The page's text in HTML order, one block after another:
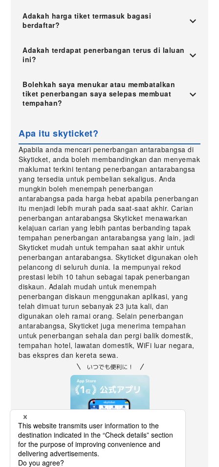
Adakah harga tiket termasuk bagasi
berdaftar?
Adakah terdapat penerbangan terus di laluan
ini?
Bolehkah saya menukar atau membatalkan
tiket penerbangan saya selepas membuat
tempahan?
Apa itu skyticket?
Apabila anda mencari penerbangan antarabangsa di
Skyticket, anda boleh membandingkan dan menyemak
maklumat terkini tentang penerbangan antarabangsa
yang tersedia untuk pembelian sekaligus. Anda
mungkin boleh menempah penerbangan
antarabangsa pada harga hebat apabila penerbangan
itu menjadi lebih murah pada saat-saat akhir. Carian
penerbangan antarabangsa Skyticket menawarkan
kelajuan carian yang lebih pantas berbanding tapak
tempahan penerbangan antarabangsa yang lain, jadi
Skyticket mudah untuk tempahan saat akhir untuk
penerbangan antarabangsa. Skyticket digunakan oleh
pelancong di seluruh dunia. Ia mempunyai rekod
prestasi lebih 10 tahun sebagai tapak penerbangan
diskaun. Adalah mudah untuk menempah
penerbangan diskaun menggunakan aplikasi, yang
telah dimuat turun sebanyak 23 juta kali, dan
digunakan oleh ramai orang. Selain penerbangan
antarabangsa, Skyticket juga menerima tempahan
untuk penerbangan sehala dan pergi balik domestik,
tempahan hotel, lawatan domestik, WiFi luar negara,
bas ekspres dan kereta sewa.